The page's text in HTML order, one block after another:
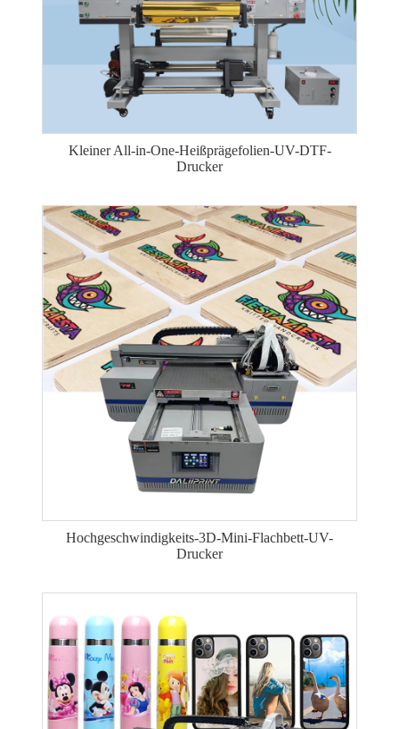
Kleiner All-in-One-Heißprägefolien-UV-DTF-
Drucker
Hochgeschwindigkeits-3D-Mini-Flachbett-UV-
Drucker